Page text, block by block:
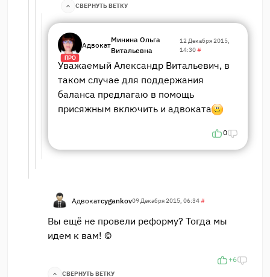
СВЕРНУТЬ ВЕТКУ
ПРО
Адвокат
Минина Ольга
Витальевна
12 Декабря 2015,
14:30#
Уважаемый Александр Витальевич, в
таком случае для поддержания
баланса предлагаю в помощь
присяжным включить и адвоката
0
Адвокатcygankov09 Декабря 2015, 06:34#
Вы ещё не провели реформу? Тогда мы
идем к вам! ©
+6
СВЕРНУТЬ ВЕТКУ